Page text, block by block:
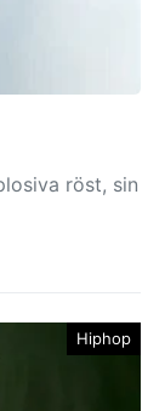
röst, sin
Hiphop